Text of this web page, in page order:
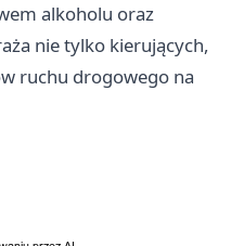
alkoholu oraz
nie tylko kierujących,
ruchu drogowego na